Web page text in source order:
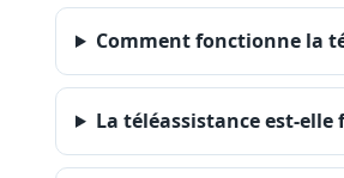
Comment fonctionne la
La téléassistance est-elle